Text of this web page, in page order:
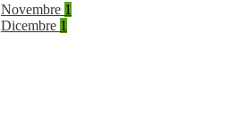
Novembre 1
Dicembre 1